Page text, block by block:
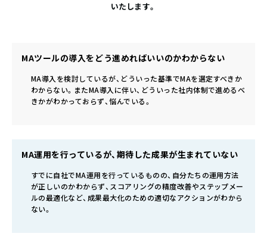
いたします。
MAツールの導入をどう進めればいいのかわからない
MA導入を検討しているが、どういった基準でMAを選定すべきか
わからない。またMA導入に伴い、どういった社内体制で進めるべ
きかがわかっておらず、悩んでいる。
MA運用を行っているが、期待した成果が生まれていない
すでに自社でMA運用を行っているものの、自分たちの運用方法
が正しいのかわからず、スコアリングの精度改善やステップメー
ルの最適化など、成果最大化のための適切なアクションがわから
ない。